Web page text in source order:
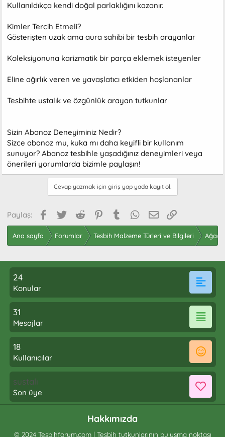
Kullanıldıkça kendi doğal parlaklığını kazanır.
Kimler Tercih Etmeli?
Gösterişten uzak ama aura sahibi bir tesbih arayanlar
Koleksiyonuna karizmatik bir parça eklemek isteyenler
Eline ağırlık veren ve yavaşlatıcı etkiden hoşlananlar
Tesbihte ustalık ve özgünlük arayan tutkunlar
Sizin Abanoz Deneyiminiz Nedir?
Sizce abanoz mu, kuka mı daha keyifli bir kullanım
sunuyor? Abanoz tesbihle yaşadığınız deneyimleri veya
önerileri yorumlarda bizimle paylaşın!
Cevap yazmak için giriş yap yada kayıt ol.
Paylaş: Facebook
Twitter Reddit PinterestTumblr WhatsApp
E-posta
Ana sayfa Forumlar Tesbih Malzeme Türleri ve Bilgileri Ağaç
24
Konular
31
Mesajlar
18
Kullanıcılar
sustalı
Son üye
Hakkımızda
© 2024 Tesbihforum.com | Tesbih tutkunlarının buluşma noktası